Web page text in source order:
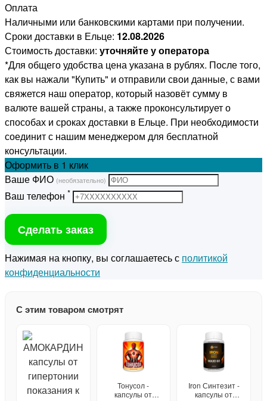
Оплата
Наличными или банковскими картами при получении.
Сроки доставки в Ельце: 12.08.2026
Стоимость доставки: уточняйте у оператора
*Для общего удобства цена указана в рублях. После того,
как вы нажали "Купить" и отправили свои данные, с вами
свяжется наш оператор, который назовёт сумму в
валюте вашей страны, а также проконсультирует о
способах и сроках доставки в Ельце. При необходимости
соединит с нашим менеджером для бесплатной
консультации.
Оформить в 1 клик
Ваше ФИО (необязательно)
Ваш телефон *
Сделать заказ
Нажимая на кнопку, вы соглашаетесь с политикой
конфиденциальности
С этим товаром смотрят
Тонусол -
капсулы от
Iron Синтезит -
капсулы от